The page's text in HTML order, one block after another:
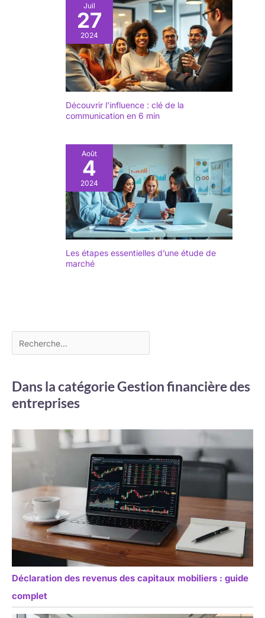
Juil
27
2024
Découvrir l’influence : clé de la
communication en 6 min
Août
4
2024
Les étapes essentielles d’une étude de
marché
Dans la catégorie Gestion financière des
entreprises
Déclaration des revenus des capitaux mobiliers : guide
complet